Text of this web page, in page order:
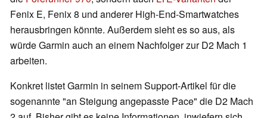
Fenix E, Fenix 8 und anderer High-End-Smartwatches
herausbringen könnte. Außerdem sieht es so aus, als
würde Garmin auch an einem Nachfolger zur D2 Mach 1
arbeiten.
Konkret listet Garmin in seinem Support-Artikel für die
sogenannte "an Steigung angepasste Pace" die D2 Mach